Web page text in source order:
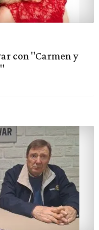
con "Carmen y